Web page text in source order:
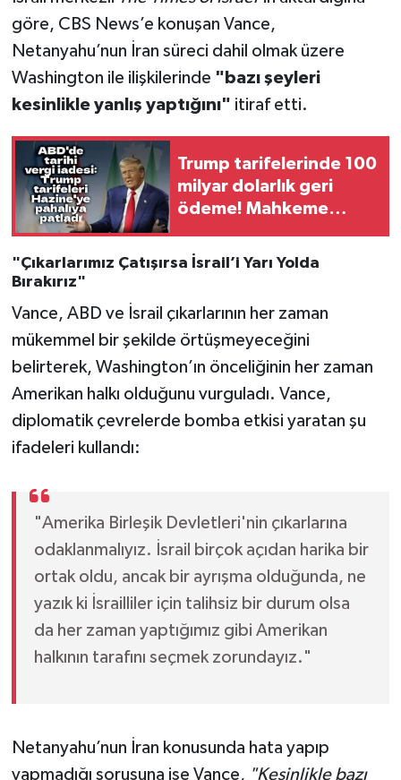
göre, CBS News’e konuşan Vance,
Netanyahu’nun İran süreci dahil olmak üzere
Washington ile ilişkilerinde "bazı şeyleri
kesinlikle yanlış yaptığını" itiraf etti.
Trump tarifelerinde 100
milyar dolarlık geri
ödeme! Mahkeme
harekete geçti
"Çıkarlarımız Çatışırsa İsrail’i Yarı Yolda
Bırakırız"
Vance, ABD ve İsrail çıkarlarının her zaman
mükemmel bir şekilde örtüşmeyeceğini
belirterek, Washington’ın önceliğinin her zaman
Amerikan halkı olduğunu vurguladı. Vance,
diplomatik çevrelerde bomba etkisi yaratan şu
ifadeleri kullandı:
"Amerika Birleşik Devletleri'nin çıkarlarına
odaklanmalıyız. İsrail birçok açıdan harika bir
ortak oldu, ancak bir ayrışma olduğunda, ne
yazık ki İsrailliler için talihsiz bir durum olsa
da her zaman yaptığımız gibi Amerikan
halkının tarafını seçmek zorundayız."
Netanyahu’nun İran konusunda hata yapıp
yapmadığı sorusuna ise Vance, "Kesinlikle bazı